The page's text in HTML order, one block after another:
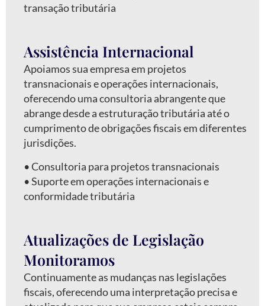
transação tributária
Assistência Internacional
Apoiamos sua empresa em projetos
transnacionais e operações internacionais,
oferecendo uma consultoria abrangente que
abrange desde a estruturação tributária até o
cumprimento de obrigações fiscais em diferentes
jurisdições.
•⁠ ⁠Consultoria para projetos transnacionais
•⁠ ⁠Suporte em operações internacionais e
conformidade tributária
Atualizações de Legislação
Monitoramos
Continuamente as mudanças nas legislações
fiscais, oferecendo uma interpretação precisa e